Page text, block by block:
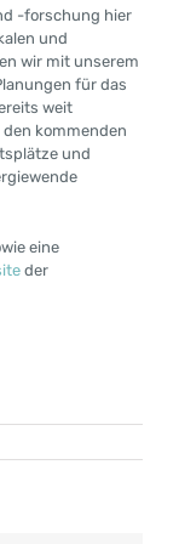
-forschung hier
und
wir mit unserem
für das
weit
kommenden
und
eine
der